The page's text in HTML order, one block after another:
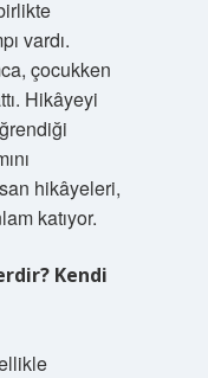
vardı.
çocukken
Hikâyeyi
hikâyeleri,
katıyor.
Kendi